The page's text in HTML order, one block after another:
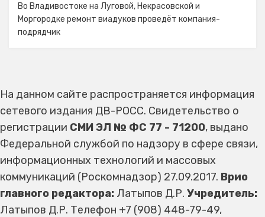
Во Владивостоке на Луговой, Некрасовской и
Моргородке ремонт виадуков проведёт компания-
подрядчик
На данном сайте распространяется информация
сетевого издания ДВ-РОСС. Свидетельство о
регистрации СМИ ЭЛ № ФС 77 - 71200, выдано
Федеральной службой по надзору в сфере связи,
информационных технологий и массовых
коммуникаций (Роскомнадзор) 27.09.2017. Врио
главного редактора: Латыпов Д.Р. Учредитель:
Латыпов Д.Р. Телефон +7 (908) 448-79-49,